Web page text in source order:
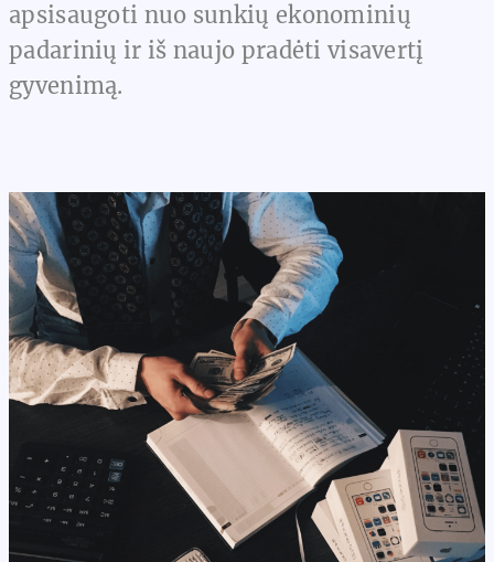
apsisaugoti nuo sunkių ekonominių
padarinių ir iš naujo pradėti visavertį
gyvenimą.